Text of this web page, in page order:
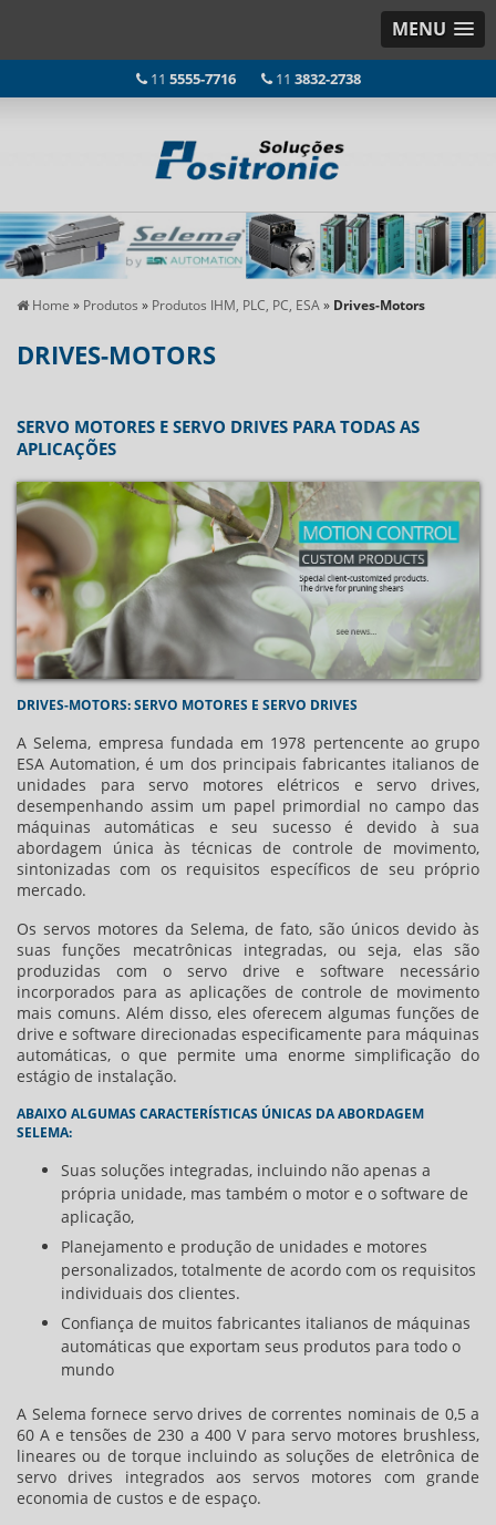
MENU
11 5555-7716 11 3832-2738
Home » Produtos » Produtos IHM, PLC, PC, ESA» Drives-Motors
DRIVES-MOTORS
SERVO MOTORES E SERVO DRIVES PARA TODAS AS
APLICAÇÕES
DRIVES-MOTORS: SERVO MOTORES E SERVO DRIVES
A Selema, empresa fundada em 1978 pertencente ao grupo
ESA Automation, é um dos principais fabricantes italianos de
unidades para servo motores elétricos e servo drives,
desempenhando assim um papel primordial no campo das
máquinas automáticas e seu sucesso é devido à sua
abordagem única às técnicas de controle de movimento,
sintonizadas com os requisitos específicos de seu próprio
mercado.
Os servos motores da Selema, de fato, são únicos devido às
suas funções mecatrônicas integradas, ou seja, elas são
produzidas com o servo drive e software necessário
incorporados para as aplicações de controle de movimento
mais comuns. Além disso, eles oferecem algumas funções de
drive e software direcionadas especificamente para máquinas
automáticas, o que permite uma enorme simplificação do
estágio de instalação.
ABAIXO ALGUMAS CARACTERÍSTICAS ÚNICAS DA ABORDAGEM
SELEMA:
Suas soluções integradas, incluindo não apenas a
própria unidade, mas também o motor e o software de
aplicação,
Planejamento e produção de unidades e motores
personalizados, totalmente de acordo com os requisitos
individuais dos clientes.
Confiança de muitos fabricantes italianos de máquinas
automáticas que exportam seus produtos para todo o
mundo
A Selema fornece servo drives de correntes nominais de 0,5 a
60 A e tensões de 230 a 400 V para servo motores brushless,
lineares ou de torque incluindo as soluções de eletrônica de
servo drives integrados aos servos motores com grande
economia de custos e de espaço.